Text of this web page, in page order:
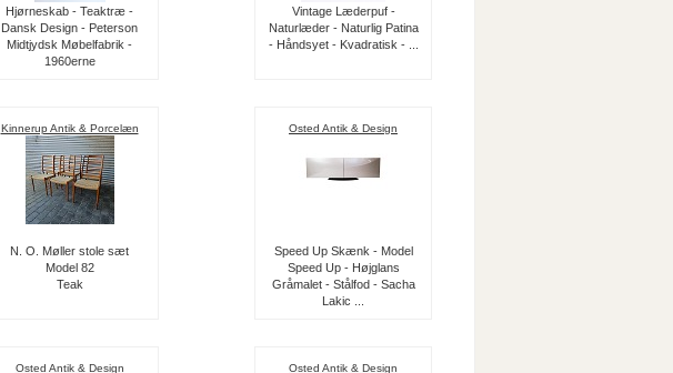
Hjørneskab - Teaktræ -
Dansk Design - Peterson
Midtjydsk Møbelfabrik -
1960erne
Vintage Læderpuf -
Naturlæder - Naturlig Patina
- Håndsyet - Kvadratisk - ...
Kinnerup Antik & Porcelæn
N. O. Møller stole sæt
Model 82
Teak
Osted Antik & Design
Speed Up Skænk - Model
Speed Up - Højglans
Gråmalet - Stålfod - Sacha
Lakic ...
Osted Antik & Design Osted Antik & Design